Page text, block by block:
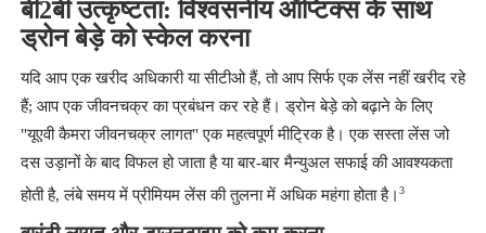
बी2बी उत्कृष्टता: विश्वसनीय ऑप्टिक्स के साथ
ड्रोन बेड़े को स्केल करना
यदि आप एक खरीद अधिकारी या सीटीओ हैं, तो आप सिर्फ एक लेंस नहीं खरीद रहे
हैं; आप एक जीवनचक्र का प्रबंधन कर रहे हैं। ड्रोन बेड़े को बढ़ाने के लिए
"यूएवी कैमरा जीवनचक्र लागत" एक महत्वपूर्ण मीट्रिक है। एक सस्ता लेंस जो
दस उड़ानों के बाद विफल हो जाता है या बार-बार मैन्युअल सफाई की आवश्यकता
होती है, लंबे समय में प्रीमियम लेंस की तुलना में अधिक महंगा होता है। 3